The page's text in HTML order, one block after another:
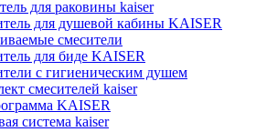
для раковины kaiser
для душевой кабины KAISER
смесители
для биде KAISER
с гигиеническим душем
смесителей kaiser
KAISER
система kaiser